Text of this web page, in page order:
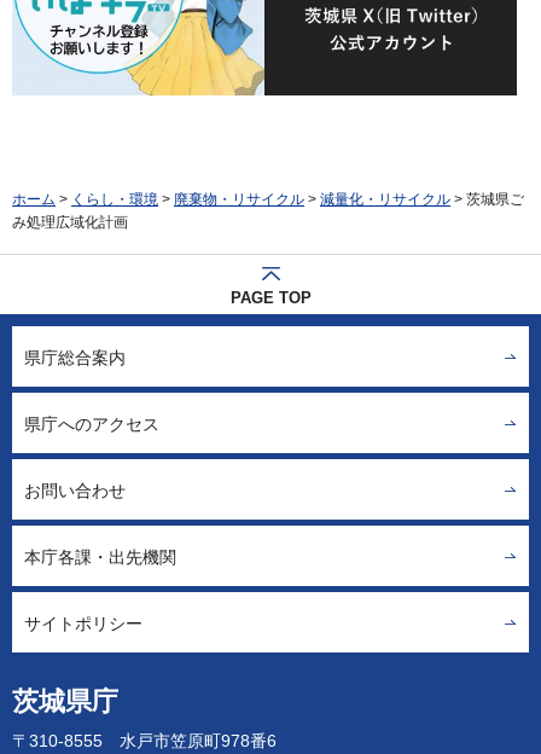
ホーム > くらし・環境 > 廃棄物・リサイクル > 減量化・リサイクル > 茨城県ご
み処理広域化計画
PAGE TOP
茨城県庁
〒310-8555 水戸市笠原町978番6
県庁総合案内
県庁へのアクセス
お問い合わせ
本庁各課・出先機関
サイトポリシー